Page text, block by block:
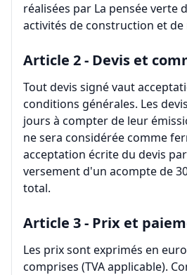
réalisées par La pensée verte
activités de construction et
Article 2 - Devis et
Tout devis signé vaut
conditions générales. Les
jours à compter de leur
ne sera considérée comme
acceptation écrite du devis
versement d'un acompte de
total.
Article 3 - Prix et
Les prix sont exprimés en
comprises (TVA applicable).